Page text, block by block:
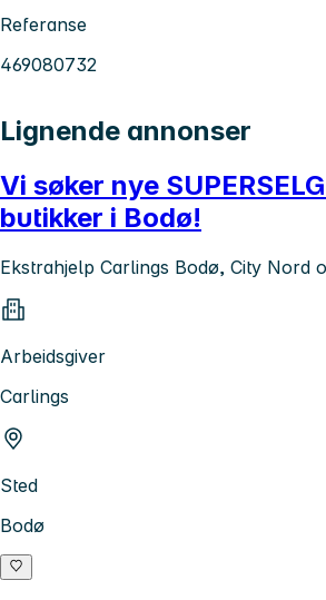
Referanse
469080732
Lignende annonser
Vi søker nye
butikker i Bodø!
Ekstrahjelp Carlings Bodø, City Nord
Arbeidsgiver
Carlings
Sted
Bodø